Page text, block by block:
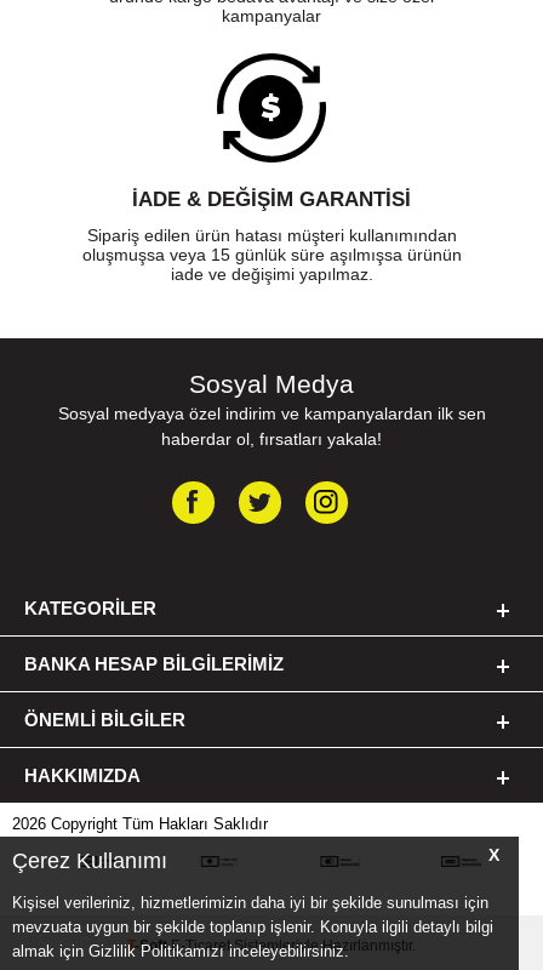
X
Çerez Kullanımı
Kişisel verileriniz, hizmetlerimizin daha iyi bir şekilde sunulması için
mevzuata uygun bir şekilde toplanıp işlenir. Konuyla ilgili detaylı bilgi
almak için Gizlilik Politikamızı inceleyebilirsiniz.
kampanyalar
İADE & DEĞİŞİM GARANTİSİ
Sipariş edilen ürün hatası müşteri kullanımından
oluşmuşsa veya 15 günlük süre aşılmışsa ürünün
iade ve değişimi yapılmaz.
Sosyal Medya
Sosyal medyaya özel indirim ve kampanyalardan ilk sen
haberdar ol, fırsatları yakala!
KATEGORILER
BANKA HESAP BILGILERIMIZ
ÖNEMLI BILGILER
HAKKIMIZDA
2026 Copyright Tüm Hakları Saklıdır
T-SoftE-TicaretSistemleriyle Hazırlanmıştır.